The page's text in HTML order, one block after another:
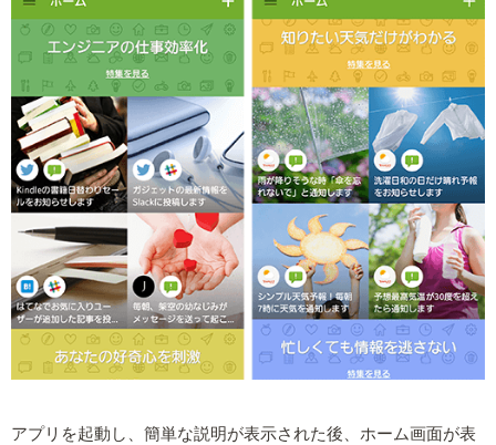
アプリを起動し、簡単な説明が表示された後、ホーム画面が表